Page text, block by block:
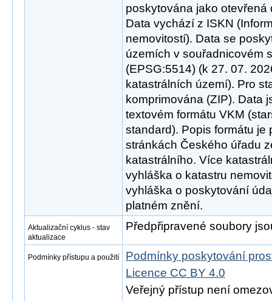
poskytována jako otevřená
Data vychází z ISKN
nemovitostí). Data se
územích v souřadnicovém
(EPSG:5514) (k 27. 07.
katastrálních území). Pro
komprimována (ZIP). Data
textovém formátu VKM
standard). Popis formátu
stránkách Českého úřadu
katastrálního. Více
vyhláška o katastru
vyhláška o poskytování
platném znění.
Aktualizační cyklus - stav
aktualizace
Předpřipravené soubory
Podmínky přístupu a použití
Podmínky poskytování
Licence CC BY 4.0
Veřejný přístup není